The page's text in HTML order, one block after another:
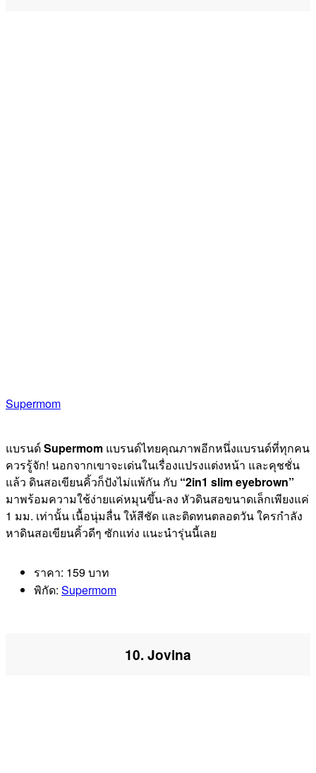
Supermom
แบรนด์Supermom แบรนด์ไทยคุณภาพอีกหนึ่งแบรนด์ที่ทุกคน
ควรรู้จัก! นอกจากเขาจะเด่นในเรื่องแปรงแต่งหน้า และคุชชั่น
แล้ว ดินสอเขียนคิ้วก็ปังไม่แพ้กัน กับ “2in1 slim eyebrown”
มาพร้อมความใช้ง่ายแค่หมุนขึ้น-ลง หัวดินสอขนาดเล็กเพียงแค่
1 มม. เท่านั้น เนื้อนุ่มลื่น ให้สีชัด และติดทนตลอดวัน ใครกำลัง
หาดินสอเขียนคิ้วดีๆ ซักแท่ง แนะนำรุ่นนี้เลย
ราคา: 159 บาท
พิกัด: Supermom
10. Jovina